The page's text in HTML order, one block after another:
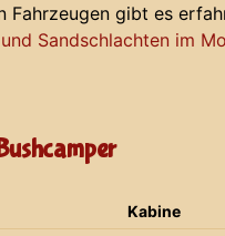
Fahrzeugen gibt es
Sandschlachten im
Kabine